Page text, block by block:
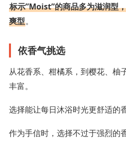
标示”Moist”的商品多为滋润型
爽型。
依香气挑选
从花香系、柑橘系，到樱花、柚
丰富。
选择能让每日沐浴时光更舒适的
作为手信时，选择不过于强烈的